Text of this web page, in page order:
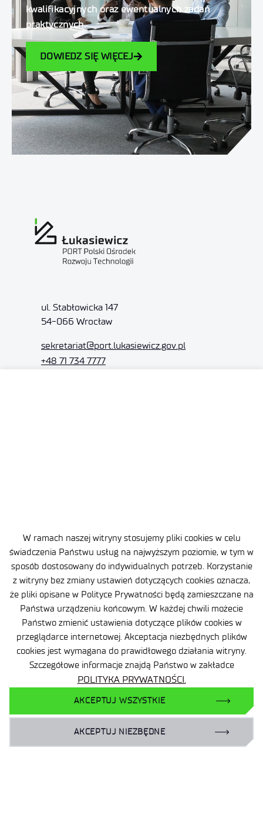
W ramach naszej witryny stosujemy pliki cookies w celu
świadczenia Państwu usług na najwyższym poziomie, w tym w
sposób dostosowany do indywidualnych potrzeb. Korzystanie
z witryny bez zmiany ustawień dotyczących cookies oznacza,
że pliki opisane w Polityce Prywatności będą zamieszczane na
Państwa urządzeniu końcowym. W każdej chwili możecie
Państwo zmienić ustawienia dotyczące plików cookies w
przeglądarce internetowej. Akceptacja niezbędnych plików
cookies jest wymagana do prawidłowego działania witryny.
Szczegółowe informacje znajdą Państwo w zakładce
POLITYKA PRYWATNOŚCI.
AKCEPTUJ WSZYSTKIE
AKCEPTUJ NIEZBĘDNE
kwalifikacyjnych oraz ewentualnych zadań
praktycznych.
DOWIEDZ SIĘ WIĘCEJ
ul. Stabłowicka 147
54-066 Wrocław
sekretariat@port.lukasiewicz.gov.pl
+48 71 734 7777
Ogrody Doświadczeń
Branżowy Punkt Kontaktowy
BIP
Deklaracja dostępności
Dane osobowe
Polityka prywatności
Mapa serwisu
Sieć Eduroam
Plan Równości Płci
Dla biznesu:
laboratoria@port.lukasiewicz.gov.pl